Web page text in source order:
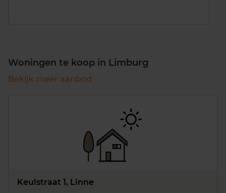
Woningen te koop in Limburg
Bekijk meer aanbod
Keulstraat 1, Linne